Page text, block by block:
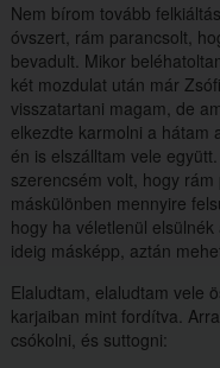
Nem bírom tovább
óvszert, rám parancsolt,
bevadult. Mikor
két mozdulat után már
visszatartani magam, de
elkezdte karmolni a hátam
én is elszálltam vele
szerencsém volt, hogy
máskülönben mennyire
hogy ha véletlenül
ideig másképp, aztán
Elaludtam, elaludtam vele
karjaiban mint fordítva.
csókolni, és suttogni: